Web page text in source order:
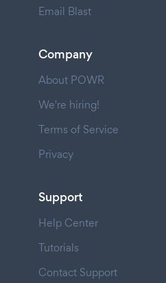
Email Blast
Company
About POWR
We're hiring!
Terms of Service
Privacy
Support
Help Center
Tutorials
Contact Support